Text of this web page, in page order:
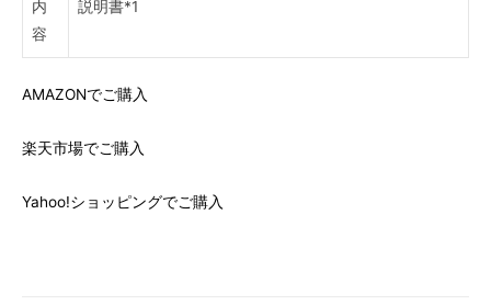
内
容
説明書*1
AMAZONでご購入
楽天市場でご購入
Yahoo!ショッピングでご購入